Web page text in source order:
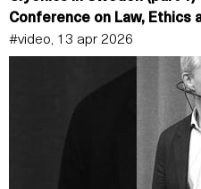
Conference on Law, Ethics
#video, 13 apr 2026